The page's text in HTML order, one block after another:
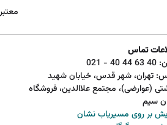
تماس
021 - 40 44 63 40
تهران، شهر قدس، خیابان شهید
(عوارضی)، مجتمع علاالدین، فروشگاه
سیم
بر روی مسیریاب نشان